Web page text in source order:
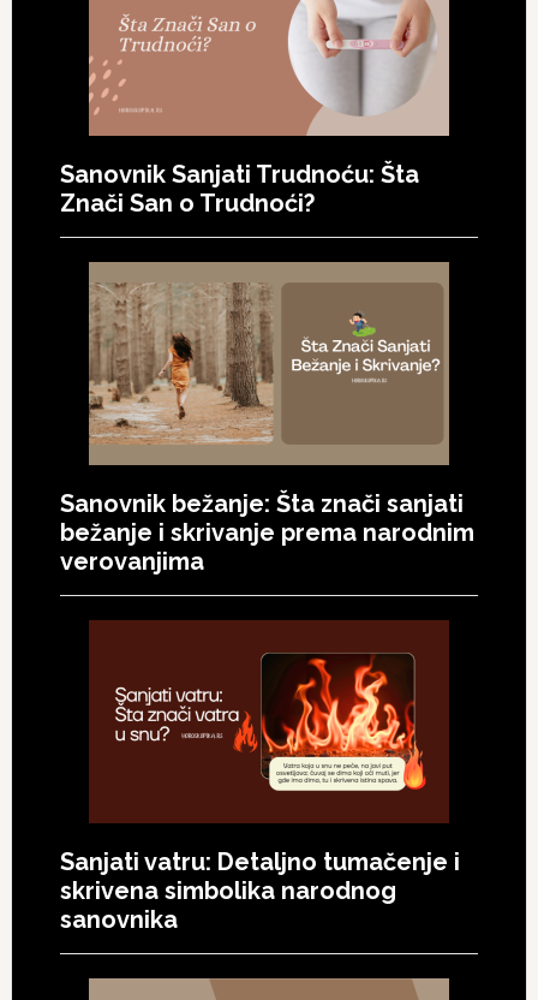
Sanovnik Sanjati Trudnoću: Šta
Znači San o Trudnoći?
Sanovnik bežanje: Šta znači sanjati
bežanje i skrivanje prema narodnim
verovanjima
Sanjati vatru: Detaljno tumačenje i
skrivena simbolika narodnog
sanovnika